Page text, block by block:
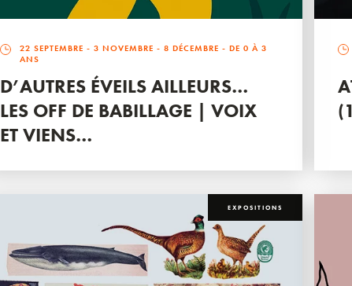
22 SEPTEMBRE -3 NOVEMBRE -8 DÉCEMBRE - DE 0 À 3
ANS
D’AUTRES ÉVEILS AILLEURS…
LES OFF DE BABILLAGE | VOIX
ET VIENS…
EXPOSITIONS